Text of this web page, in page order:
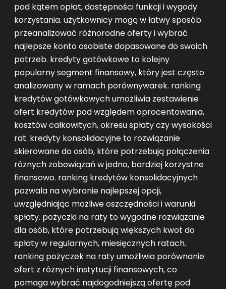
pod kątem opłat, dostępności funkcji i wygody
korzystania. użytkownicy mogą w łatwy sposób
przeanalizować różnorodne oferty i wybrać
najlepsze konto osobiste dopasowane do swoich
potrzeb. kredyty gotówkowe to kolejny
popularny segment finansowy, który jest często
analizowany w ramach porównywarek. ranking
kredytów gotówkowych umożliwia zestawienie
ofert kredytów pod względem oprocentowania,
kosztów całkowitych, okresu spłaty czy wysokości
rat. kredyty konsolidacyjne to rozwiązanie
skierowane do osób, które potrzebują połączenia
różnych zobowiązań w jedno, bardziej korzystne
finansowo. ranking kredytów konsolidacyjnych
pozwala na wybranie najlepszej opcji,
uwzględniając możliwe oszczędności i warunki
spłaty. pożyczki na raty to wygodne rozwiązanie
dla osób, które potrzebują większych kwot do
spłaty w regularnych, miesięcznych ratach.
ranking pożyczek na raty umożliwia porównanie
ofert z różnych instytucji finansowych, co
pomaga wybrać najdogodniejszą ofertę pod